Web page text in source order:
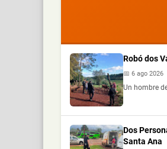
Robó dos
📅 6 ago 2026
Un hombre
Dos
Santa Ana